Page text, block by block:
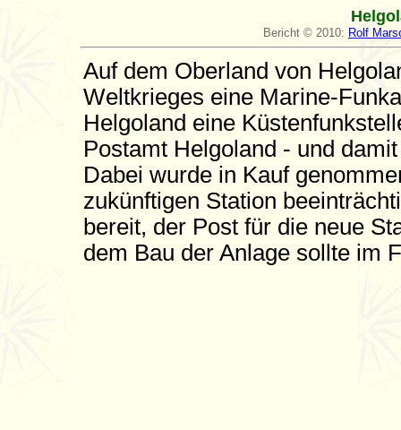
Bericht © 2010: Rolf
Auf dem Oberland von
Weltkrieges eine Marine-
Helgoland eine
Postamt Helgoland - und
Dabei wurde in Kauf
zukünftigen Station
bereit, der Post für die neue
dem Bau der Anlage sollte im